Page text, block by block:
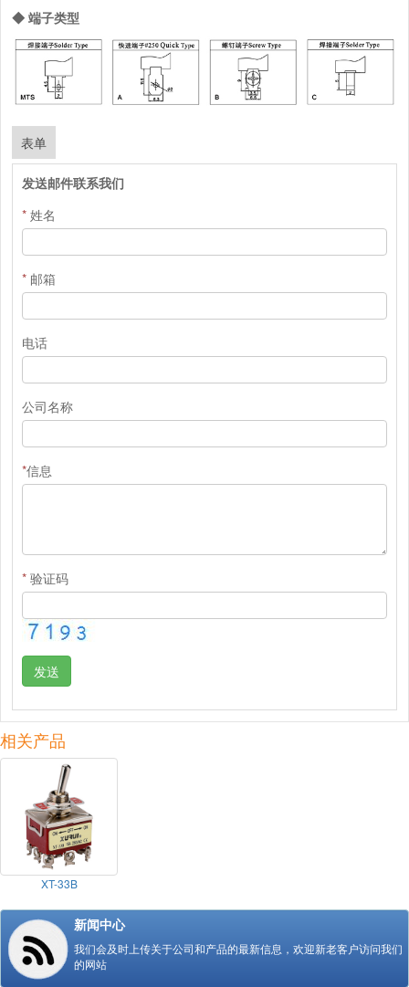
◆ 端子类型
表单
发送邮件联系我们
* 姓名
* 邮箱
电话
公司名称
*信息
* 验证码
发送
相关产品
XT-33B
新闻中心
我们会及时上传关于公司和产品的最新信息，欢迎新老客户访问我们
的网站